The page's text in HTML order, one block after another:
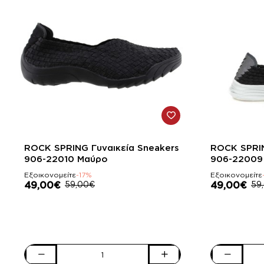
-17%
ROCK SPRING Γυναικεία Sneakers
906-22010 Μαύρο
Εξοικονομείτε-17%
49,00€ 59,00€
ROCK
-17%
ROCK
906-
Εξοικονομείτε
49,00€
ROCK